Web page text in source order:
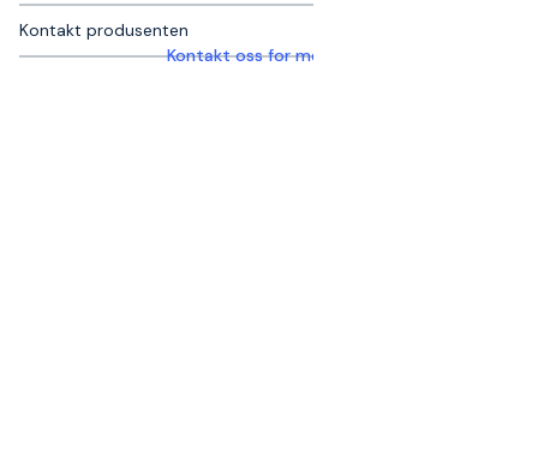
Kontakt produsenten
Kontakt oss for mer informasjon